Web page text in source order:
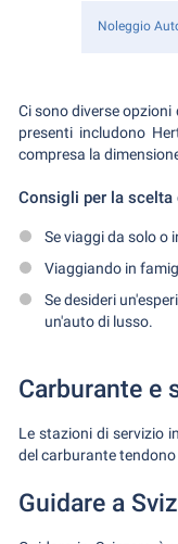
Noleggio
Ci sono diverse
presenti includono
compresa la
Consigli per la scelta
Se viaggi da solo o
Viaggiando in
Se desideri
un'auto di lusso.
Carburante e
Le stazioni di servizio
del carburante
Guidare a